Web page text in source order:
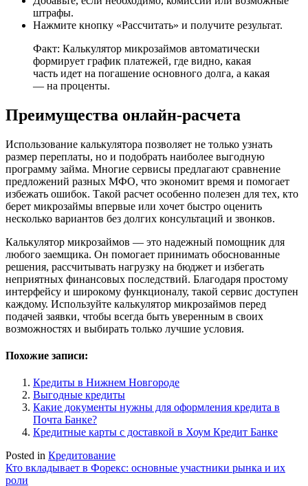
штрафы.
Нажмите кнопку «Рассчитать» и получите результат.
Факт: Калькулятор микрозаймов автоматически
формирует график платежей, где видно, какая
часть идет на погашение основного долга, а какая
— на проценты.
Преимущества онлайн-расчета
Использование калькулятора позволяет не только узнать
размер переплаты, но и подобрать наиболее выгодную
программу займа. Многие сервисы предлагают сравнение
предложений разных МФО, что экономит время и помогает
избежать ошибок. Такой расчет особенно полезен для тех, кто
берет микрозаймы впервые или хочет быстро оценить
несколько вариантов без долгих консультаций и звонков.
Калькулятор микрозаймов — это надежный помощник для
любого заемщика. Он помогает принимать обоснованные
решения, рассчитывать нагрузку на бюджет и избегать
неприятных финансовых последствий. Благодаря простому
интерфейсу и широкому функционалу, такой сервис доступен
каждому. Используйте калькулятор микрозаймов перед
подачей заявки, чтобы всегда быть уверенным в своих
возможностях и выбирать только лучшие условия.
Похожие записи:
Кредиты в Нижнем Новгороде
Выгодные кредиты
Какие документы нужны для оформления кредита в
Почта Банке?
Кредитные карты с доставкой в Хоум Кредит Банке
Posted in Кредитование
Навигация
Кто вкладывает в Форекс: основные участники рынка и их
роли